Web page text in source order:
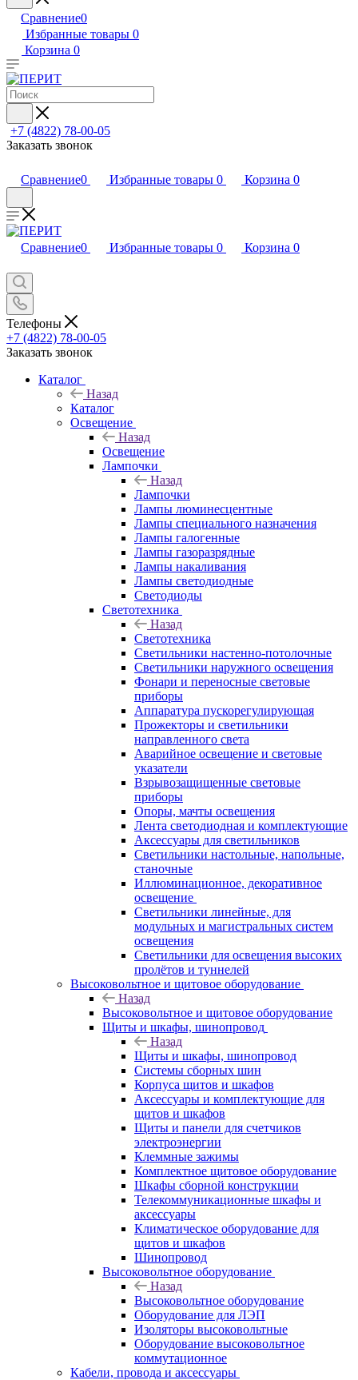
Сравнение0
Избранные товары 0
Корзина 0
+7 (4822) 78-00-05
Заказать звонок
Сравнение0 Избранные товары 0 Корзина 0
Сравнение0 Избранные товары 0 Корзина 0
Телефоны
+7 (4822) 78-00-05
Заказать звонок
Каталог
Назад
Каталог
Освещение
Назад
Освещение
Лампочки
Назад
Лампочки
Лампы люминесцентные
Лампы специального назначения
Лампы галогенные
Лампы газоразрядные
Лампы накаливания
Лампы светодиодные
Светодиоды
Светотехника
Назад
Светотехника
Светильники настенно-потолочные
Светильники наружного освещения
Фонари и переносные световые
приборы
Аппаратура пускорегулирующая
Прожекторы и светильники
направленного света
Аварийное освещение и световые
указатели
Взрывозащищенные световые
приборы
Опоры, мачты освещения
Лента светодиодная и комплектующие
Аксессуары для светильников
Светильники настольные, напольные,
станочные
Иллюминационное, декоративное
освещение
Светильники линейные, для
модульных и магистральных систем
освещения
Светильники для освещения высоких
пролётов и туннелей
Высоковольтное и щитовое оборудование
Назад
Высоковольтное и щитовое оборудование
Щиты и шкафы, шинопровод
Назад
Щиты и шкафы, шинопровод
Системы сборных шин
Корпуса щитов и шкафов
Аксессуары и комплектующие для
щитов и шкафов
Щиты и панели для счетчиков
электроэнергии
Клеммные зажимы
Комплектное щитовое оборудование
Шкафы сборной конструкции
Телекоммуникационные шкафы и
аксессуары
Климатическое оборудование для
щитов и шкафов
Шинопровод
Высоковольтное оборудование
Назад
Высоковольтное оборудование
Оборудование для ЛЭП
Изоляторы высоковольтные
Оборудование высоковольтное
коммутационное
Кабели, провода и аксессуары